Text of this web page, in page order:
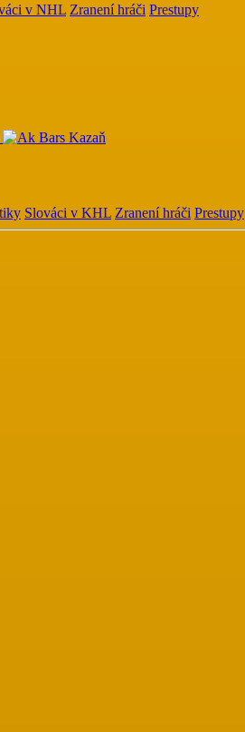
v NHL Zranení hráči Prestupy
Slováci v KHL Zranení hráči Prestupy